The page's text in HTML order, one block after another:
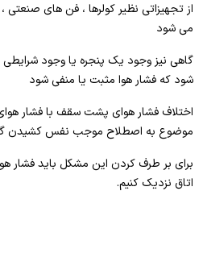
از تجهیزاتی نظیر کولرها ، فن های صنعتی
می شود
گاهی نیز وجود یک پنجره یا وجود
شود که فشار هوا مثبت یا منفی شود
اختلاف فشار هوای پشت سقف با فشار
موضوع به اصطلاح موجب نفس کشیدن
برای بر طرف کردن این مشکل باید فشار
اتاق نزدیک کنیم.